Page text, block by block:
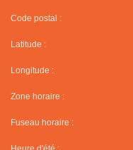
Code postal :
Latitude :
Longitude :
Zone horaire :
Fuseau horaire :